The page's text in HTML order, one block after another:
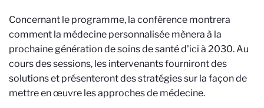
Concernant le programme, la conférence montrera
comment la médecine personnalisée mènera à la
prochaine génération de soins de santé d'ici à 2030. Au
cours des sessions, les intervenants fourniront des
solutions et présenteront des stratégies sur la façon de
mettre en œuvre les approches de médecine.